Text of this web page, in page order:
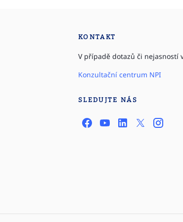
KONTAKT
V případě dotazů či nejasností
Konzultační centrum NPI
SLEDUJTE NÁS